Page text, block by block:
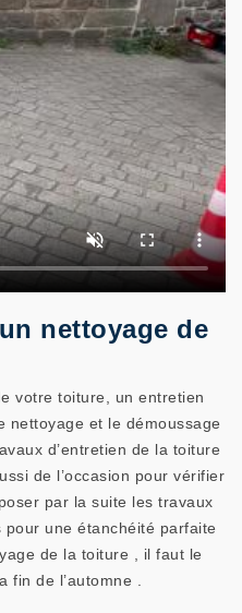
nettoyage de
votre toiture, un entretien
nettoyage et le démoussage
d’entretien de la toiture
de l’occasion pour vérifier
par la suite les travaux
une étanchéité parfaite
de la toiture , il faut le
de l’automne .